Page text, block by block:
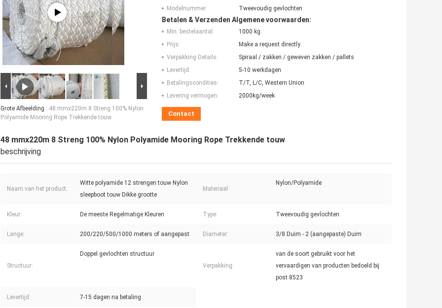
Grote Afbeelding : 48 mmx220m 8 Streng 100% Nylon
Polyamide Mooring Rope Trekkende touw
Modelnummer:
Tweevoudig gevlochten
Betalen & Verzenden Algemene voorwaarden:
Min. bestelaantal:
1000 kg
Prijs:
Make a request directly
Verpakking Details:
Spiraal / zakken / geweven zakken / pallets
Levertijd:
5-10 werkdagen
Betalingscondities:
T/T, L/C, Western Union
Levering vermogen:
2000kg/week
Contact
48 mmx220m 8 Streng 100% Nylon Polyamide Mooring Rope Trekkende touw
beschrijving
Naam van het product:
Witte polyamide 12 strengen touw Nylon
sleepboot touw Dikke grootte
Materiaal:
Nylon/Polyamide
Kleur: De meeste Regelmatige Kleuren Type: Tweevoudig gevlochten
Lange: 200/220/500/1000 meters of aangepast Diameter: 3/8 Duim - 2 (aangepaste) Duim
Structuur:
Doppel gevlochten structuur
Verpakking:
van de soort gebruikt voor het
vervaardigen van producten bedoeld bij
post 8523
Levertijd: 7-15 dagen na betaling